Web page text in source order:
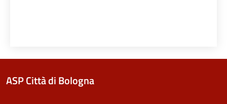
ASP Città di Bologna